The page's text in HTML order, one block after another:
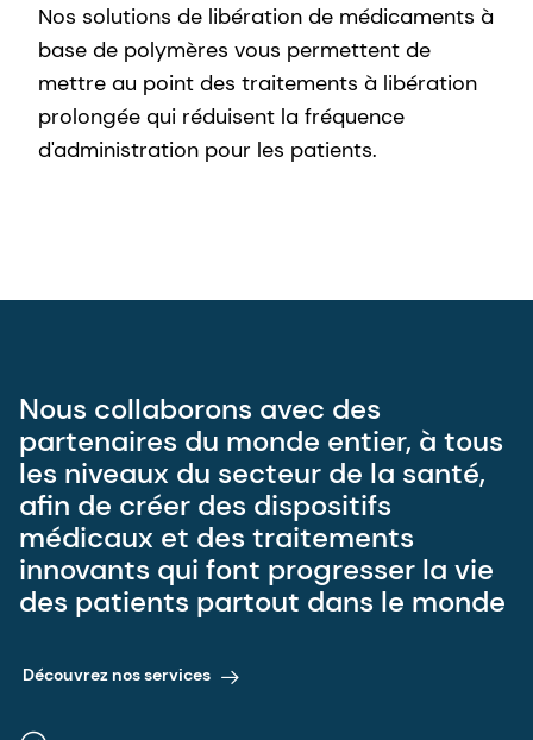
Nos solutions de libération de médicaments à
base de polymères vous permettent de
mettre au point des traitements à libération
prolongée qui réduisent la fréquence
d'administration pour les patients.
Nous collaborons avec des
partenaires du monde entier, à tous
les niveaux du secteur de la santé,
afin de créer des dispositifs
médicaux et des traitements
innovants qui font progresser la vie
des patients partout dans le monde
Découvrez nos services